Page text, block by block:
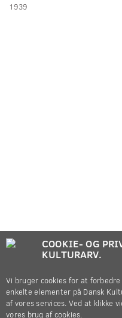
1939
COOKIE- OG
KULTURARV.
Vi bruger cookies for at
enkelte elementer på Dansk
af vores services. Ved at klikke
vores brug af cookies.